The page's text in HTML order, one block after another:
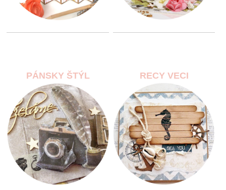
PÁNSKY ŠTÝL RECY VECI